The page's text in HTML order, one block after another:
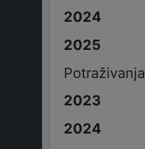
Potraživanja